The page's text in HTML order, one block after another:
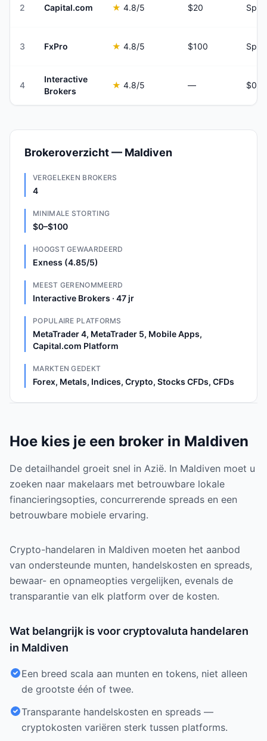
2 Capital.com ★ 4.8/5 $20
3 FxPro ★ 4.8/5 $100
4
Interactive
Brokers
★ 4.8/5 —
Brokeroverzicht — Maldiven
VERGELEKEN BROKERS
4
MINIMALE STORTING
$0–$100
HOOGST GEWAARDEERD
Exness (4.85/5)
MEEST GERENOMMEERD
Interactive Brokers · 47 jr
POPULAIRE PLATFORMS
MetaTrader 4, MetaTrader 5, Mobile Apps,
Capital.com Platform
MARKTEN GEDEKT
Forex, Metals, Indices, Crypto, Stocks CFDs, CFDs
Hoe kies je een broker in Maldiven
De detailhandel groeit snel in Azië. In Maldiven moet u
zoeken naar makelaars met betrouwbare lokale
financieringsopties, concurrerende spreads en een
betrouwbare mobiele ervaring.
Crypto-handelaren in Maldiven moeten het aanbod
van ondersteunde munten, handelskosten en spreads,
bewaar- en opnameopties vergelijken, evenals de
transparantie van elk platform over de kosten.
Wat belangrijk is voor cryptovaluta handelaren
in Maldiven
Een breed scala aan munten en tokens, niet alleen
de grootste één of twee.
Transparante handelskosten en spreads —
cryptokosten variëren sterk tussen platforms.